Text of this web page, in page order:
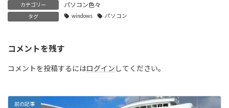
カテゴリー パソコン色々
タグ windows パソコン
コメントを残す
コメントを投稿するにはログイン してください。
前の記事